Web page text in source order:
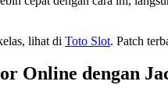
lihat di Toto Slot. Patch
Online dengan